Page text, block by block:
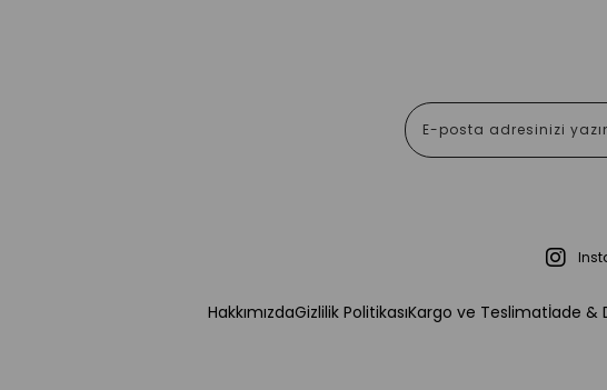
HakkımızdaGizlilik PolitikasıKargo ve Teslimatİade &